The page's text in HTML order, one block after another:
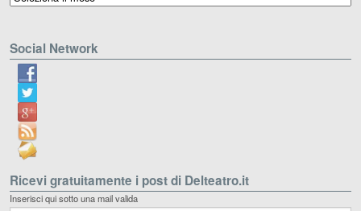
Social Network
Ricevi gratuitamente i post di Delteatro.it
Inserisci qui sotto una mail valida